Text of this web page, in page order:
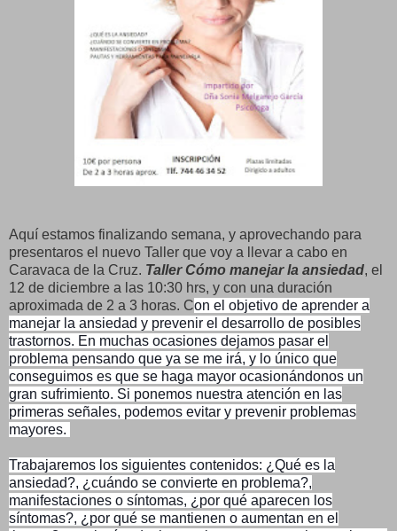
Aquí estamos finalizando semana, y aprovechando para
presentaros el nuevo Taller que voy a llevar a cabo en
Caravaca de la Cruz. Taller Cómo manejar la ansiedad, el
12 de diciembre a las 10:30 hrs, y con una duración
aproximada de 2 a 3 horas. Con el objetivo de aprender a
manejar la ansiedad y prevenir el desarrollo de posibles
trastornos. En muchas ocasiones dejamos pasar el
problema pensando que ya se me irá, y lo único que
conseguimos es que se haga mayor ocasionándonos un
gran sufrimiento. Si ponemos nuestra atención en las
primeras señales, podemos evitar y prevenir problemas
mayores.
Trabajaremos los siguientes contenidos: ¿Qué es la
ansiedad?, ¿cuándo se convierte en problema?,
manifestaciones o síntomas, ¿por qué aparecen los
síntomas?, ¿por qué se mantienen o aumentan en el